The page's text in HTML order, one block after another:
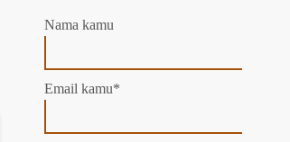
Nama kamu
Email kamu*